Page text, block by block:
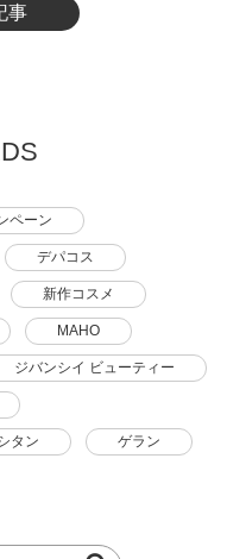
事
ペーン
デパコス
新作コスメ
MAHO
ジバンシイ ビューティー
タン ゲラン